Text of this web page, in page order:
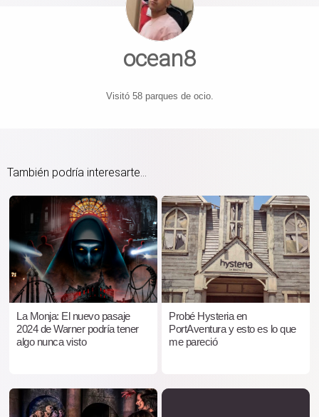
ocean8
Visitó 58 parques de ocio.
También podría interesarte...
La Monja: El nuevo pasaje
2024 de Warner podría tener
algo nunca visto
Probé Hysteria en
PortAventura y esto es lo que
me pareció